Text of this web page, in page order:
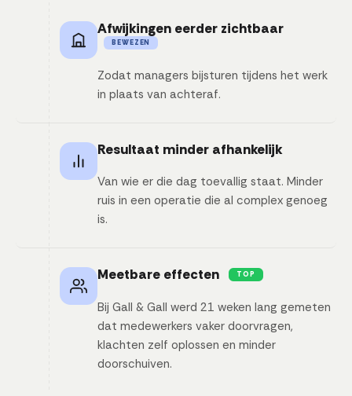
Afwijkingen eerder zichtbaar
BEWEZEN
Zodat managers bijsturen tijdens het werk
in plaats van achteraf.
Resultaat minder afhankelijk
Van wie er die dag toevallig staat. Minder
ruis in een operatie die al complex genoeg
is.
Meetbare effecten TOP
Bij Gall & Gall werd 21 weken lang gemeten
dat medewerkers vaker doorvragen,
klachten zelf oplossen en minder
doorschuiven.